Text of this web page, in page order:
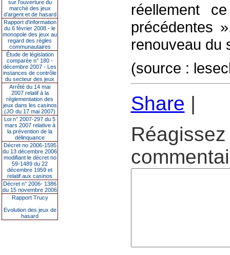
sur l’ouverture du
marché des jeux
d’argent et de hasard
Rapport d'information
du 6 février 2008 - le
monopole des jeux au
regard des règles
communautaires
Étude de législation
comparée n° 180 -
décembre 2007 - Les
instances de contrôle
du secteur des jeux
Arrêté du 14 mai
2007 relatif à la
réglementation des
jeux dans les casinos
(JO du 17 mai 2007)
Loi n° 2007-297 du 5
mars 2007 relative à
la prévention de la
délinquance
Décret no 2006-1595
du 13 décembre 2006
modifiant le décret no
59-1489 du 22
décembre 1959 et
relatif aux casinos
Décret n° 2006- 1386
du 15 novembre 2006
Rapport Trucy
Evolution des jeux de
hasard
réellement
précédentes
renouveau du
(source :
Share |